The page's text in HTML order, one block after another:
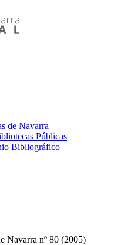
de Navarra
Públicas
Bibliográfico
Navarra nº 80 (2005)